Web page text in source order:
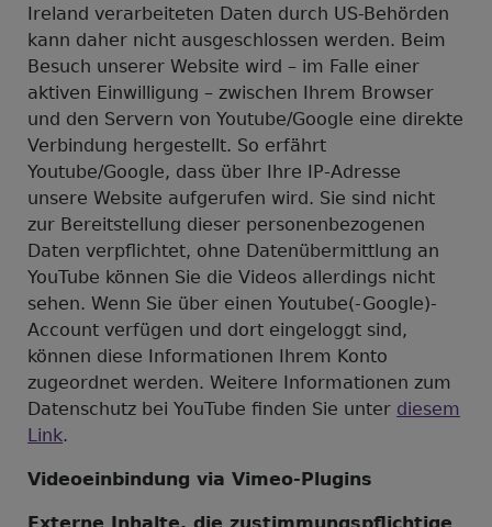
Ireland verarbeiteten Daten durch US-Behörden
kann daher nicht ausgeschlossen werden. Beim
Besuch unserer Website wird – im Falle einer
aktiven Einwilligung – zwischen Ihrem Browser
und den Servern von Youtube/Google eine direkte
Verbindung hergestellt. So erfährt
Youtube/Google, dass über Ihre IP-Adresse
unsere Website aufgerufen wird. Sie sind nicht
zur Bereitstellung dieser personenbezogenen
Daten verpflichtet, ohne Datenübermittlung an
YouTube können Sie die Videos allerdings nicht
sehen. Wenn Sie über einen Youtube(-Google)-
Account verfügen und dort eingeloggt sind,
können diese Informationen Ihrem Konto
zugeordnet werden. Weitere Informationen zum
Datenschutz bei YouTube finden Sie unter diesem
Link.
Videoeinbindung via Vimeo-Plugins